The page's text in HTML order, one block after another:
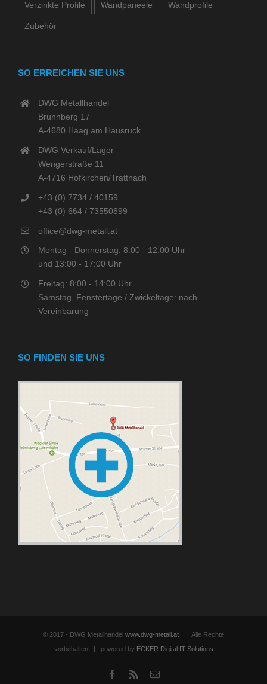
Verzinkte Profile Wandpaneele Wandprofile
Zubehör
SO ERREICHEN SIE UNS
DWG Metallhandel
Brunnberg 17
A-4680 Haag am Hausruck
DWG Verkauf/Lager
Wengerstraße 11
A-4716 Hofkirchen/Trattnach
+43 (0) 7734 / 40159
+43 (0) 664 / 73550899
office@dwg-metall.at
Montag - Donnerstag: 8:00 - 12:00 Uhr
und 13:00 - 17:00 Uhr
Freitag: 8:00 - 14:00 Uhr
Samstag, Fenstertage / Zwickeltage: nach
Vereinbarung
SO FINDEN SIE UNS
© 2017 - DWG Metallhandel www.dwg-metall.at | Alle Rechte
vorbehalten | powered by ECKER.Digital IT Solutions
Facebook
Rss Email